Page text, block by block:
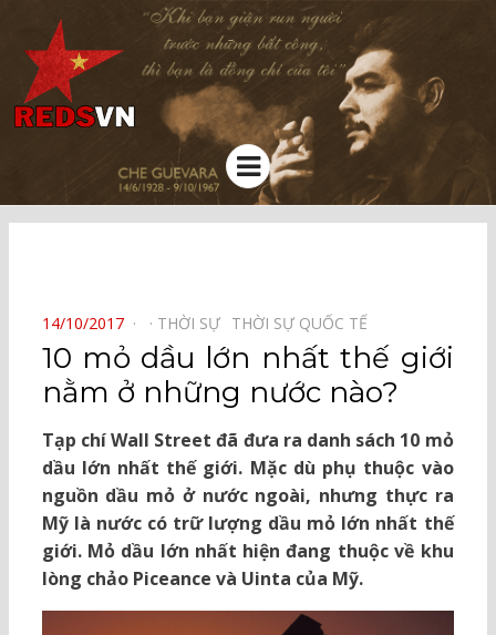
Kênh chia sẻ tri thức cộng đồng
Menu
POSTED
ON
14/10/2017 THỜI SỰ⠀ THỜI SỰ QUỐC TẾ⠀
10 mỏ dầu lớn nhất thế giới
nằm ở những nước nào?
Tạp chí Wall Street đã đưa ra danh sách 10 mỏ
dầu lớn nhất thế giới. Mặc dù phụ thuộc vào
nguồn dầu mỏ ở nước ngoài, nhưng thực ra
Mỹ là nước có trữ lượng dầu mỏ lớn nhất thế
giới. Mỏ dầu lớn nhất hiện đang thuộc về khu
lòng chảo Piceance và Uinta của Mỹ.